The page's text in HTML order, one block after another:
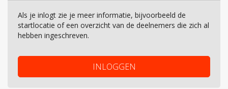
Als je inlogt zie je meer informatie, bijvoorbeeld de
startlocatie of een overzicht van de deelnemers die zich al
hebben ingeschreven.
INLOGGEN